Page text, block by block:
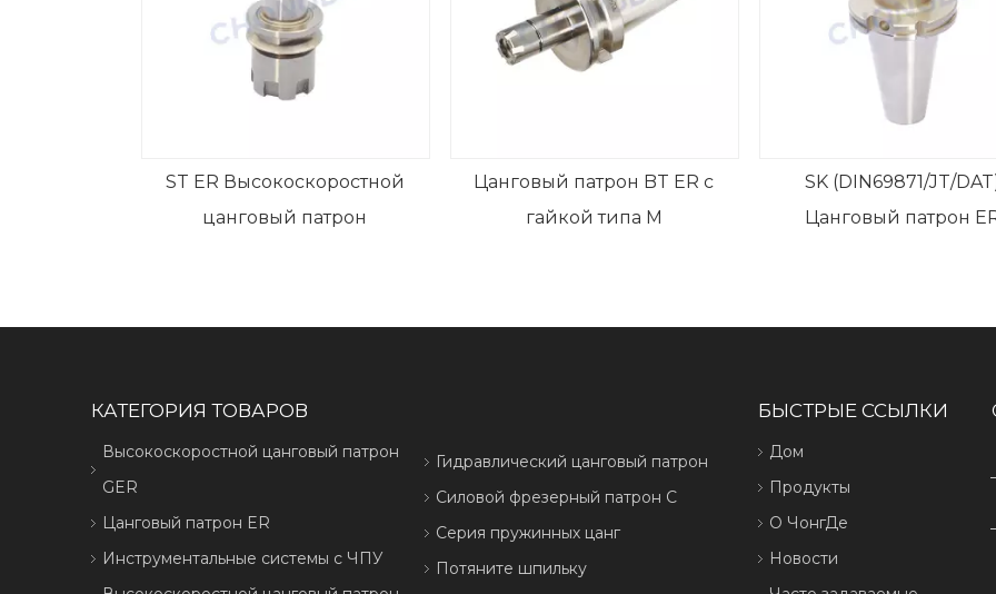
ST ER Высокоскоростной
цанговый патрон
Цанговый патрон BT ER с
SK (DIN69871/JT/DAT)
Цанговый патрон ER
КАТЕГОРИЯ ТОВАРОВ
Высокоскоростной цанговый патрон
GER
Цанговый патрон ER
Инструментальные системы с ЧПУ
Гидравлический цанговый патрон
Силовой фрезерный патрон C
Серия пружинных цанг
Потяните шпильку
БЫСТРЫЕ ССЫЛКИ
Дом
Продукты
О ЧонгДе
Новости